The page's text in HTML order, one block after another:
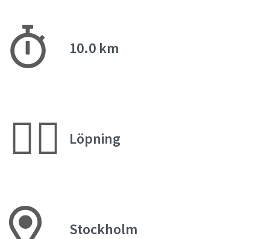
10.0 km
🏃‍♀️ Löpning
Stockholm